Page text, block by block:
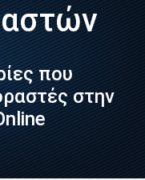
που
στην